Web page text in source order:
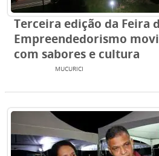
Terceira edição da Feira
Empreendedorismo
com sabores e cultura
MUCURICI